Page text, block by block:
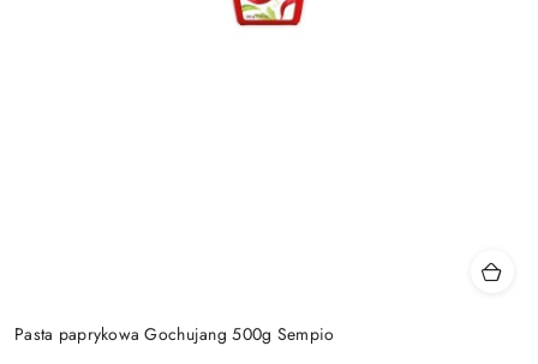
Pasta paprykowa Gochujang 500g Sempio